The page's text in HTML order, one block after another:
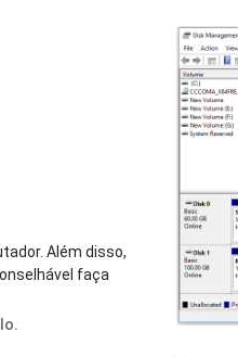
Além disso,
faça